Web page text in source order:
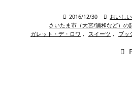
 2016/12/30  おいし
さいたま市（大宮/浦和など）の
ガレット・デ・ロワ , スイーツ , ブッ
